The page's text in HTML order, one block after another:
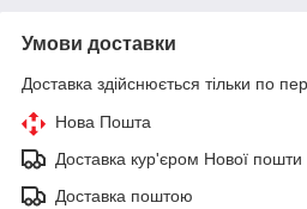
Умови доставки
Доставка здійснюється тільки по
Нова Пошта
Доставка кур'єром Нової пошти
Доставка поштою